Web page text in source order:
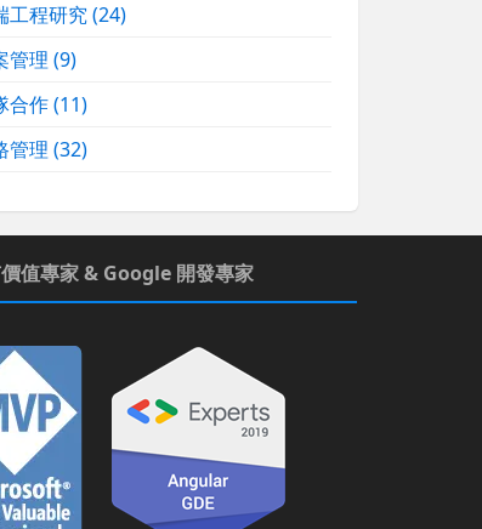
工程研究(24)
管理 (9)
合作(11)
管理 (32)
值專家 & Google 開發專家